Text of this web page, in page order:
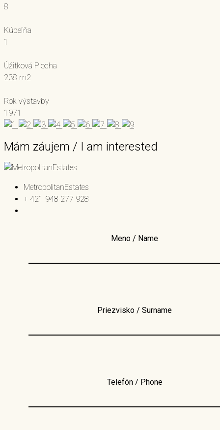
8
Kúpeľňa
1
Úžitková Plocha
238 m2
Rok výstavby
1971
Mám záujem / I am interested
MetropolitanEstates
+ 421 948 277 928
Meno / Name
Priezvisko / Surname
Telefón / Phone